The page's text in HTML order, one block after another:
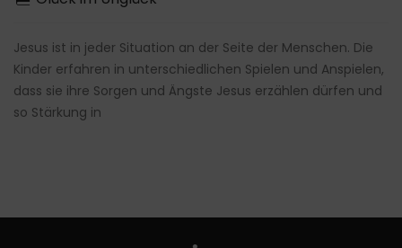
Jesus ist in jeder Situation an der Seite der Menschen. Die
Kinder erfahren in unterschiedlichen Spielen und Anspielen,
dass sie ihre Sorgen und Ängste Jesus erzählen dürfen und
so Stärkung in